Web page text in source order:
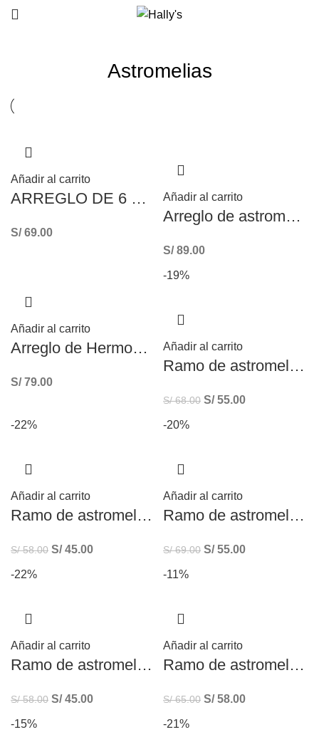
Astromelias
Añadir al carrito
ARREGLO DE 6 ROSAS Y ASTROMELIAS EN CANASTA
S/69.00
Añadir al carrito
Arreglo de astromelias – florero de astromelias hermosa
S/89.00
Añadir al carrito
Arreglo de Hermosas astromelias – flores amarillas
S/79.00
-19%
Añadir al carrito
Ramo de astromelias amarillas – flores amarillas
S/68.00 S/55.00
-22%
Añadir al carrito
Ramo de astromelias blancas
S/58.00 S/45.00
-20%
Añadir al carrito
Ramo de astromelias de colores – flores amarillas
S/69.00 S/55.00
-22%
Añadir al carrito
Ramo de astromelias rosadas
S/58.00 S/45.00
-11%
Añadir al carrito
Ramo de astromelias rosadas y blancas
S/65.00 S/58.00
-15% -21%